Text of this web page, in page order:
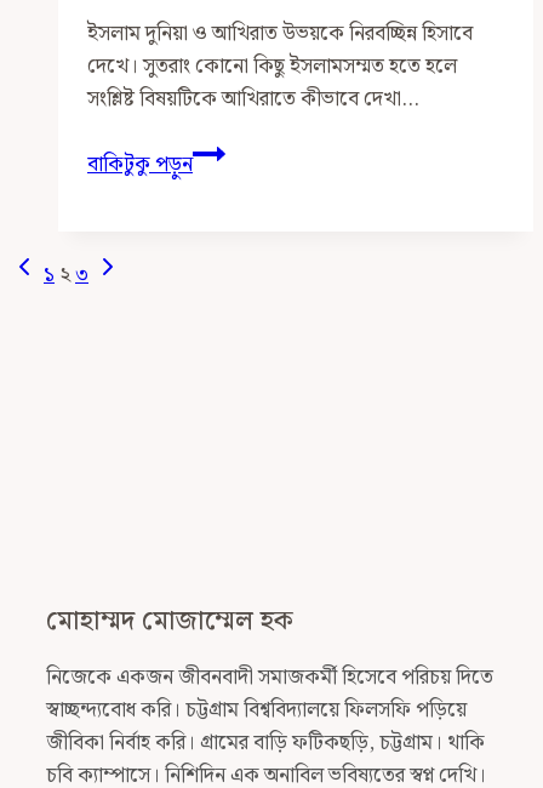
ইসলাম দুনিয়া ও আখিরাত উভয়কে নিরবচ্ছিন্ন হিসাবে
দেখে। সুতরাং কোনো কিছু ইসলামসম্মত হতে হলে
সংশ্লিষ্ট বিষয়টিকে আখিরাতে কীভাবে দেখা…
বাকিটুকু পড়ুনহালাল
হওয়া
Page
Previous
১২৩ Next
মোহাম্মদ মোজাম্মেল হক
নিজেকে একজন জীবনবাদী সমাজকর্মী হিসেবে পরিচয় দিতে
স্বাচ্ছন্দ্যবোধ করি। চট্টগ্রাম বিশ্ববিদ্যালয়ে ফিলসফি পড়িয়ে
জীবিকা নির্বাহ করি। গ্রামের বাড়ি ফটিকছড়ি, চট্টগ্রাম। থাকি
চবি ক্যাম্পাসে। নিশিদিন এক অনাবিল ভবিষ্যতের স্বপ্ন দেখি।